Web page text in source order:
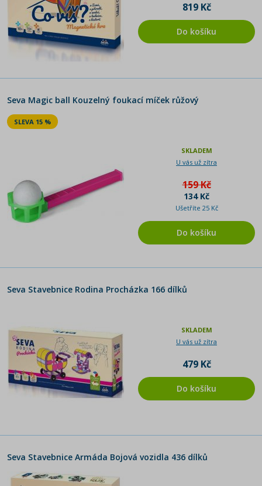
819 Kč
Do košíku
Seva Magic ball Kouzelný foukací míček růžový
SLEVA 15 %
SKLADEM
U vás už zítra
159 Kč
134 Kč
Ušetříte 25 Kč
Do košíku
Seva Stavebnice Rodina Procházka 166 dílků
SKLADEM
U vás už zítra
479 Kč
Do košíku
Seva Stavebnice Armáda Bojová vozidla 436 dílků